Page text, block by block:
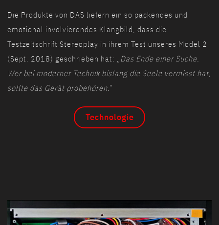
Die Produkte von DAS liefern ein so packendes und
emotional involvierendes Klangbild, dass die
Testzeitschrift Stereoplay in ihrem Test unseres Model 2
(Sept. 2018) geschrieben hat: „ Das Ende einer Suche.
Wer bei moderner Technik bislang die Seele vermisst hat,
sollte das Gerät probehören .“
Technologie